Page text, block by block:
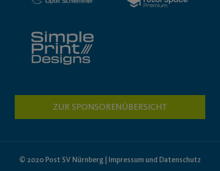
ZUR SPONSORENÜBERSICHT
© 2020 Post SV Nürnberg | Impressum und Datenschutz